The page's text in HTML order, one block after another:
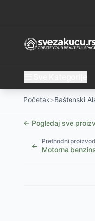
Početak>Baštenski
← Pogledaj sve
←
Prethodni proizvod
Motorna
Akumulatorska
Ovaj proizvod